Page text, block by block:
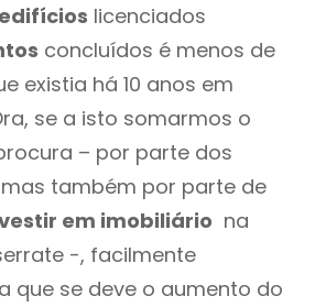
edifícios licenciados
concluídos é menos de
existia há 10 anos em
se a isto somarmos o
– por parte dos
também por parte de
em imobiliário na
-, facilmente
que se deve o aumento do